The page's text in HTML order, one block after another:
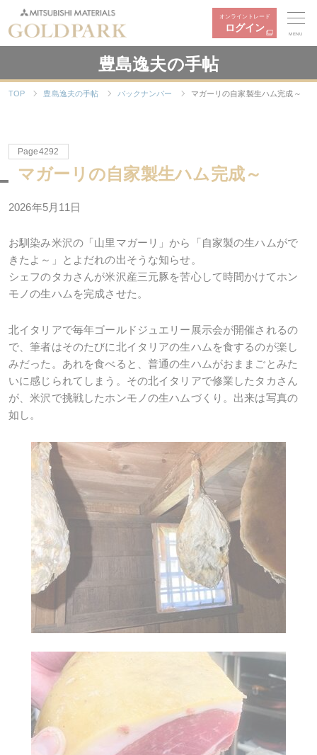
オンライントレード
ログイン
MENU
豊島逸夫の手帖
TOP 豊島逸夫の手帖 バックナンバー マガーリの自家製生ハム完成～
Page4292
マガーリの自家製生ハム完成～
2026年5月11日
お馴染み米沢の「山里マガーリ」から「自家製の生ハムがで
きたよ～」とよだれの出そうな知らせ。
シェフのタカさんが米沢産三元豚を苦心して時間かけてホン
モノの生ハムを完成させた。
北イタリアで毎年ゴールドジュエリー展示会が開催されるの
で、筆者はそのたびに北イタリアの生ハムを食するのが楽し
みだった。あれを食べると、普通の生ハムがおままごとみた
いに感じられてしまう。その北イタリアで修業したタカさん
が、米沢で挑戦したホンモノの生ハムづくり。出来は写真の
如し。